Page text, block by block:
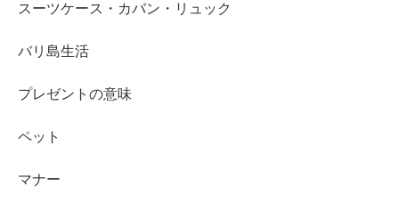
スーツケース・カバン・リュック
バリ島生活
プレゼントの意味
ペット
マナー